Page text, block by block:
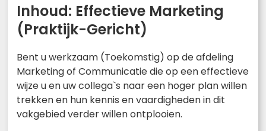
Inhoud: Effectieve Marketing
(Praktijk-Gericht)
Bent u werkzaam (Toekomstig) op de afdeling
Marketing of Communicatie die op een effectieve
wijze u en uw collega`s naar een hoger plan willen
trekken en hun kennis en vaardigheden in dit
vakgebied verder willen ontplooien.